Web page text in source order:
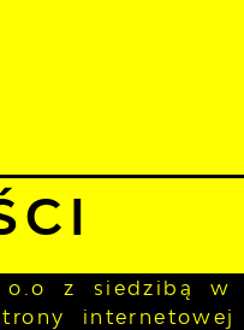
o.o z siedzibą w
internetowej